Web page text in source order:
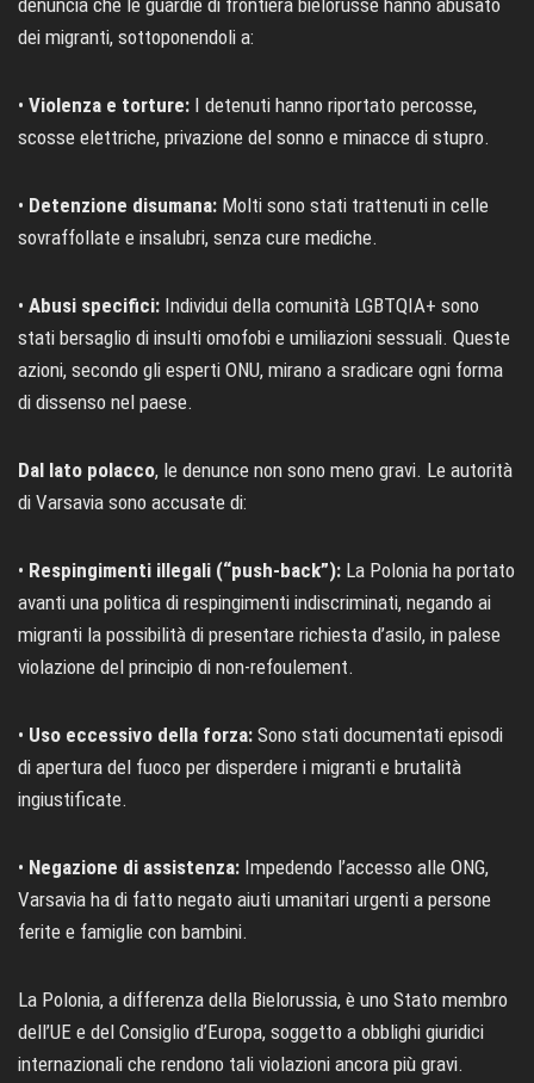
denuncia che le guardie di frontiera bielorusse hanno abusato
dei migranti, sottoponendoli a:
• Violenza e torture: I detenuti hanno riportato percosse,
scosse elettriche, privazione del sonno e minacce di stupro.
• Detenzione disumana: Molti sono stati trattenuti in celle
sovraffollate e insalubri, senza cure mediche.
• Abusi specifici: Individui della comunità LGBTQIA+ sono
stati bersaglio di insulti omofobi e umiliazioni sessuali. Queste
azioni, secondo gli esperti ONU, mirano a sradicare ogni forma
di dissenso nel paese.
Dal lato polacco, le denunce non sono meno gravi. Le autorità
di Varsavia sono accusate di:
• Respingimenti illegali (“push-back”): La Polonia ha portato
avanti una politica di respingimenti indiscriminati, negando ai
migranti la possibilità di presentare richiesta d’asilo, in palese
violazione del principio di non-refoulement.
• Uso eccessivo della forza: Sono stati documentati episodi
di apertura del fuoco per disperdere i migranti e brutalità
ingiustificate.
• Negazione di assistenza: Impedendo l’accesso alle ONG,
Varsavia ha di fatto negato aiuti umanitari urgenti a persone
ferite e famiglie con bambini.
La Polonia, a differenza della Bielorussia, è uno Stato membro
dell’UE e del Consiglio d’Europa, soggetto a obblighi giuridici
internazionali che rendono tali violazioni ancora più gravi.